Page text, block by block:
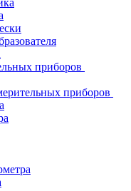
приборов
приборов